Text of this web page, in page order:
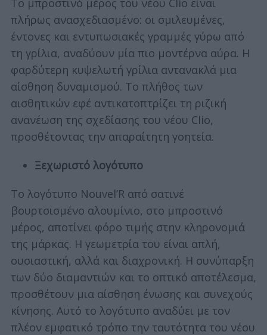
Το μπροστινό μέρος του νέου Clio είναι
πλήρως ανασχεδιασμένο: οι σμιλευμένες,
έντονες και εντυπωσιακές γραμμές γύρω από
τη γρίλια, αναδύουν μία πιο μοντέρνα αύρα. Η
φαρδύτερη κυψελωτή γρίλια αντανακλά μια
αίσθηση δυναμισμού. Το πλήθος των
αισθητικών εφέ αντικατοπτρίζει τη ριζική
ανανέωση της σχεδίασης του νέου Clio,
προσθέτοντας την απαραίτητη γοητεία.
Ξεχωριστό λογότυπο
Το λογότυπο Nouvel’R από σατινέ
βουρτσισμένο αλουμίνιο, στο μπροστινό
μέρος, αποτίνει φόρο τιμής στην κληρονομιά
της μάρκας. Η γεωμετρία του είναι απλή,
ουσιαστική, αλλά και διαχρονική. Η συνύπαρξη
των δύο διαμαντιών και το οπτικό αποτέλεσμα,
προσθέτουν μια αίσθηση ένωσης και συνεχούς
κίνησης. Αυτό το λογότυπο αναδύει με τον
πλέον εμφατικό τρόπο την ταυτότητα του νέου